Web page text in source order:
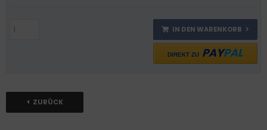
IN DEN WARENKORB
DIREKT ZU PAYPAL
ZURÜCK